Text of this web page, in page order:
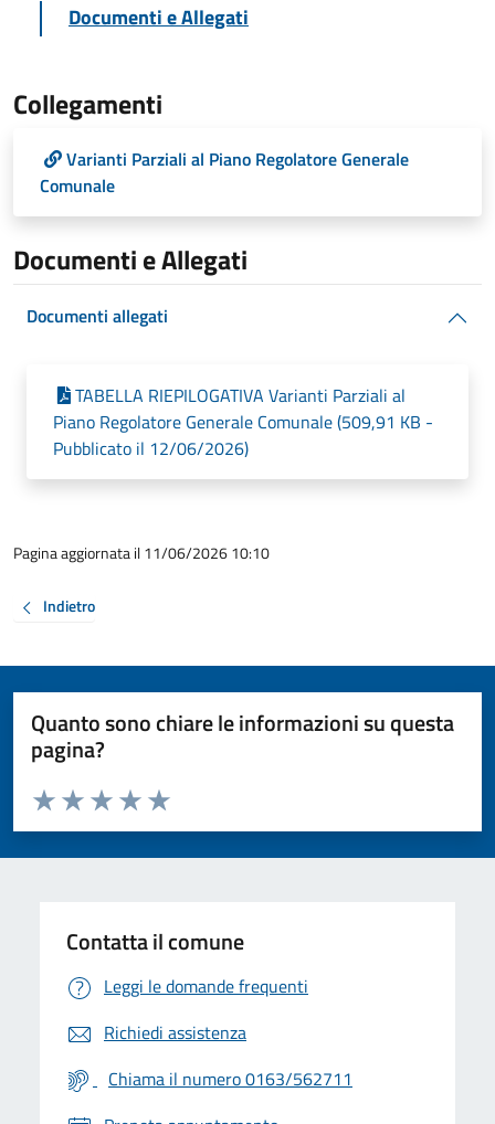
Documenti e Allegati
Collegamenti
Varianti Parziali al Piano Regolatore Generale
Comunale
Documenti e Allegati
Documenti allegati
TABELLA RIEPILOGATIVA Varianti Parziali al
Piano Regolatore Generale Comunale (509,91 KB -
Pubblicato il 12/06/2026)
Pagina aggiornata il 11/06/2026 10:10
Indietro
Quanto sono chiare le informazioni su questa
pagina?
Valuta da 1 a 5 stelle la pagina
Valuta 5 stelle su 5
Valuta 4 stelle su 5
Valuta 3 stelle su 5
Valuta 2 stelle su 5
Valuta 1 stelle su 5
Contatta il comune
Leggi le domande frequenti
Richiedi assistenza
Chiama il numero 0163/562711